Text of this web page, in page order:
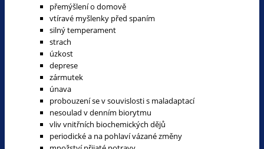
přemýšlení o domově
vtíravé myšlenky před spaním
silný temperament
strach
úzkost
deprese
zármutek
únava
probouzení se v souvislosti s maladaptací
nesoulad v denním biorytmu
vliv vnitřních biochemických dějů
periodické a na pohlaví vázané změny